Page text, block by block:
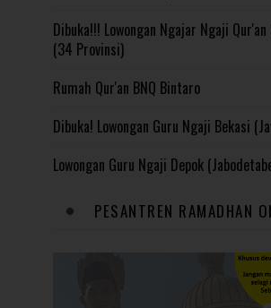
Dibuka!!! Lowongan Ngajar Ngaji
(34 Provinsi)
Rumah Qur'an BNQ Bintaro
Dibuka! Lowongan Guru Ngaji Bekasi
Lowongan Guru Ngaji Depok
PESANTREN RAMADHAN